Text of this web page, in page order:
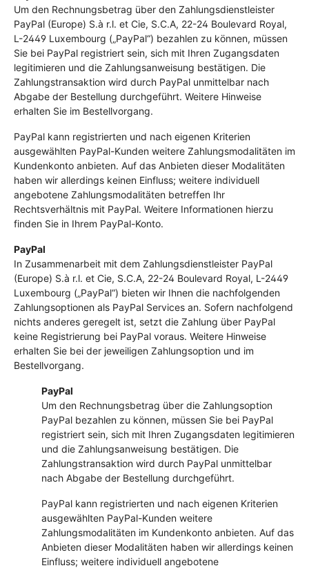
Um den Rechnungsbetrag über den Zahlungsdienstleister
PayPal (Europe) S.à r.l. et Cie, S.C.A, 22-24 Boulevard Royal,
L-2449 Luxembourg („PayPal“) bezahlen zu können, müssen
Sie bei PayPal registriert sein, sich mit Ihren Zugangsdaten
legitimieren und die Zahlungsanweisung bestätigen. Die
Zahlungstransaktion wird durch PayPal unmittelbar nach
Abgabe der Bestellung durchgeführt. Weitere Hinweise
erhalten Sie im Bestellvorgang.
PayPal kann registrierten und nach eigenen Kriterien
ausgewählten PayPal-Kunden weitere Zahlungsmodalitäten im
Kundenkonto anbieten. Auf das Anbieten dieser Modalitäten
haben wir allerdings keinen Einfluss; weitere individuell
angebotene Zahlungsmodalitäten betreffen Ihr
Rechtsverhältnis mit PayPal. Weitere Informationen hierzu
finden Sie in Ihrem PayPal-Konto.
PayPal
In Zusammenarbeit mit dem Zahlungsdienstleister PayPal
(Europe) S.à r.l. et Cie, S.C.A, 22-24 Boulevard Royal, L-2449
Luxembourg („PayPal“) bieten wir Ihnen die nachfolgenden
Zahlungsoptionen als PayPal Services an. Sofern nachfolgend
nichts anderes geregelt ist, setzt die Zahlung über PayPal
keine Registrierung bei PayPal voraus. Weitere Hinweise
erhalten Sie bei der jeweiligen Zahlungsoption und im
Bestellvorgang.
PayPal
Um den Rechnungsbetrag über die Zahlungsoption
PayPal bezahlen zu können, müssen Sie bei PayPal
registriert sein, sich mit Ihren Zugangsdaten legitimieren
und die Zahlungsanweisung bestätigen. Die
Zahlungstransaktion wird durch PayPal unmittelbar
nach Abgabe der Bestellung durchgeführt.
PayPal kann registrierten und nach eigenen Kriterien
ausgewählten PayPal-Kunden weitere
Zahlungsmodalitäten im Kundenkonto anbieten. Auf das
Anbieten dieser Modalitäten haben wir allerdings keinen
Einfluss; weitere individuell angebotene